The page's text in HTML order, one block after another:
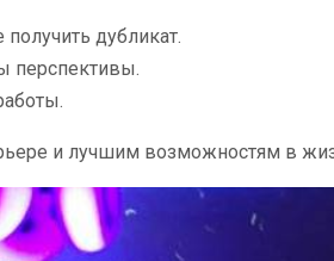
дубликат.
перспективы.
и лучшим возможностям в